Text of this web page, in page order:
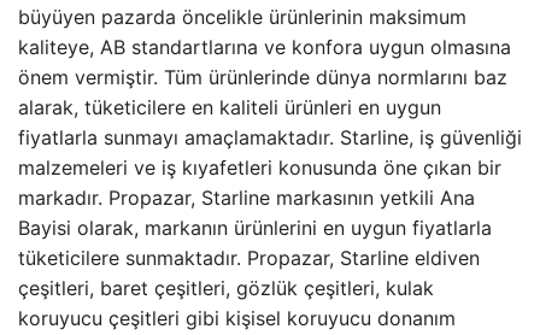
büyüyen pazarda öncelikle ürünlerinin maksimum
kaliteye, AB standartlarına ve konfora uygun olmasına
önem vermiştir. Tüm ürünlerinde dünya normlarını baz
alarak, tüketicilere en kaliteli ürünleri en uygun
fiyatlarla sunmayı amaçlamaktadır. Starline, iş güvenliği
malzemeleri ve iş kıyafetleri konusunda öne çıkan bir
markadır. Propazar, Starline markasının yetkili Ana
Bayisi olarak, markanın ürünlerini en uygun fiyatlarla
tüketicilere sunmaktadır. Propazar, Starline eldiven
çeşitleri, baret çeşitleri, gözlük çeşitleri, kulak
koruyucu çeşitleri gibi kişisel koruyucu donanım